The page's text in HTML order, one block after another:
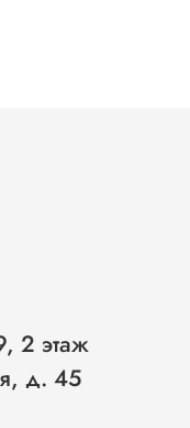
2 этаж
д. 45